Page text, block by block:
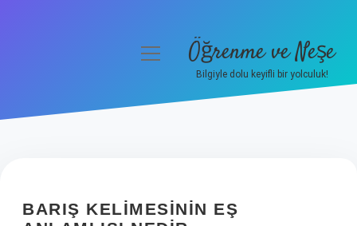
Hakkımızda
menüyüÖğrenme ve Neşe
Bilgiyle dolu keyifli bir yolculuk!
BARIŞ KELIMESININ EŞ